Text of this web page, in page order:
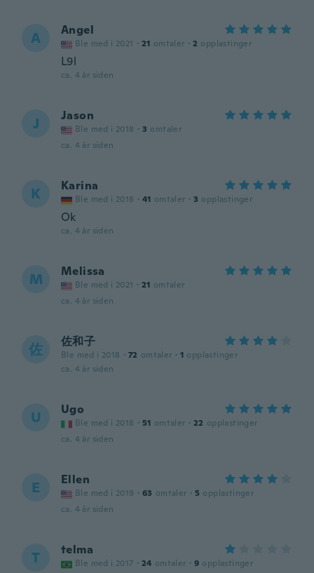
A Angel
Ble med i 2021 · 21 omtaler · 2 opplastinger
L9l
ca. 4 år siden
J Jason
Ble med i 2018 · 3 omtaler
ca. 4 år siden
K Karina
Ble med i 2018 · 41 omtaler · 3 opplastinger
Ok
ca. 4 år siden
M Melissa
Ble med i 2021 · 21 omtaler
ca. 4 år siden
佐 佐和子
Ble med i 2018 · 72 omtaler · 1 opplastinger
ca. 4 år siden
U Ugo
Ble med i 2018 · 51 omtaler · 22 opplastinger
ca. 4 år siden
E Ellen
Ble med i 2019 · 63 omtaler · 5 opplastinger
ca. 4 år siden
T telma
Ble med i 2017 · 24 omtaler · 9 opplastinger